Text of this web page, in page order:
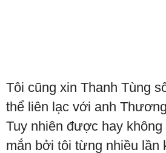
Tôi cũng xin Thanh Tùng
thể liên lạc với anh
Tuy nhiên được hay
mắn bởi tôi từng nhiều lần